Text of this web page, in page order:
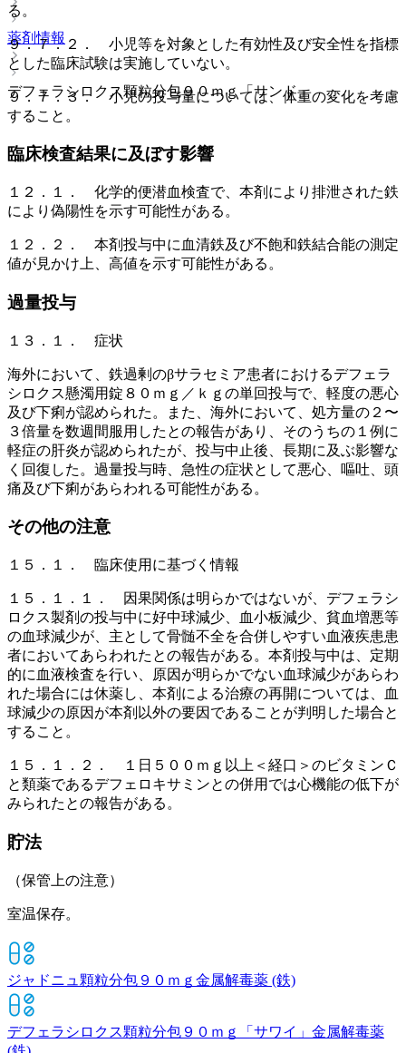
薬剤情報
デフェラシロクス顆粒分包９０ｍｇ「サンド」
る。
９．７．２． 小児等を対象とした有効性及び安全性を指標
とした臨床試験は実施していない。
９．７．３． 小児の投与量については、体重の変化を考慮
すること。
臨床検査結果に及ぼす影響
１２．１． 化学的便潜血検査で、本剤により排泄された鉄
により偽陽性を示す可能性がある。
１２．２． 本剤投与中に血清鉄及び不飽和鉄結合能の測定
値が見かけ上、高値を示す可能性がある。
過量投与
１３．１． 症状
海外において、鉄過剰のβサラセミア患者におけるデフェラ
シロクス懸濁用錠８０ｍｇ／ｋｇの単回投与で、軽度の悪心
及び下痢が認められた。また、海外において、処方量の２〜
３倍量を数週間服用したとの報告があり、そのうちの１例に
軽症の肝炎が認められたが、投与中止後、長期に及ぶ影響な
く回復した。過量投与時、急性の症状として悪心、嘔吐、頭
痛及び下痢があらわれる可能性がある。
その他の注意
１５．１． 臨床使用に基づく情報
１５．１．１． 因果関係は明らかではないが、デフェラシ
ロクス製剤の投与中に好中球減少、血小板減少、貧血増悪等
の血球減少が、主として骨髄不全を合併しやすい血液疾患患
者においてあらわれたとの報告がある。本剤投与中は、定期
的に血液検査を行い、原因が明らかでない血球減少があらわ
れた場合には休薬し、本剤による治療の再開については、血
球減少の原因が本剤以外の要因であることが判明した場合と
すること。
１５．１．２． １日５００ｍｇ以上＜経口＞のビタミンＣ
と類薬であるデフェロキサミンとの併用では心機能の低下が
みられたとの報告がある。
貯法
（保管上の注意）
室温保存。
ジャドニュ顆粒分包９０ｍｇ 金属解毒薬 (鉄)
デフェラシロクス顆粒分包９０ｍｇ「サワイ」 金属解毒薬